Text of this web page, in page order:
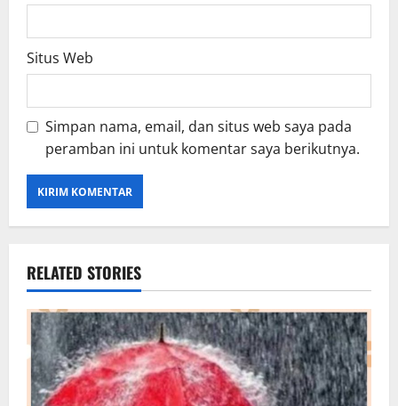
Situs Web
Simpan nama, email, dan situs web saya pada
peramban ini untuk komentar saya berikutnya.
RELATED STORIES